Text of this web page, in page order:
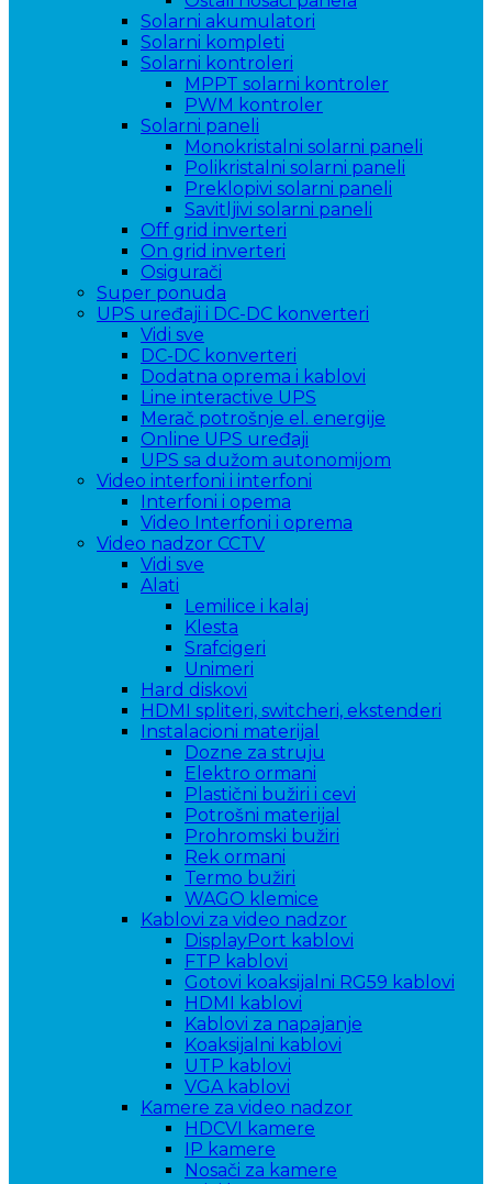
Solarni akumulatori
Solarni kompleti
Solarni kontroleri
MPPT solarni kontroler
PWM kontroler
Solarni paneli
Monokristalni solarni paneli
Polikristalni solarni paneli
Preklopivi solarni paneli
Savitljivi solarni paneli
Off grid inverteri
On grid inverteri
Osigurači
Super ponuda
UPS uređaji i DC-DC konverteri
Vidi sve
DC-DC konverteri
Dodatna oprema i kablovi
Line interactive UPS
Merač potrošnje el. energije
Online UPS uređaji
UPS sa dužom autonomijom
Video interfoni i interfoni
Interfoni i opema
Video Interfoni i oprema
Video nadzor CCTV
Vidi sve
Alati
Lemilice i kalaj
Klesta
Srafcigeri
Unimeri
Hard diskovi
HDMI spliteri, switcheri, ekstenderi
Instalacioni materijal
Dozne za struju
Elektro ormani
Plastični bužiri i cevi
Potrošni materijal
Prohromski bužiri
Rek ormani
Termo bužiri
WAGO klemice
Kablovi za video nadzor
DisplayPort kablovi
FTP kablovi
Gotovi koaksijalni RG59 kablovi
HDMI kablovi
Kablovi za napajanje
Koaksijalni kablovi
UTP kablovi
VGA kablovi
Kamere za video nadzor
HDCVI kamere
IP kamere
Nosači za kamere